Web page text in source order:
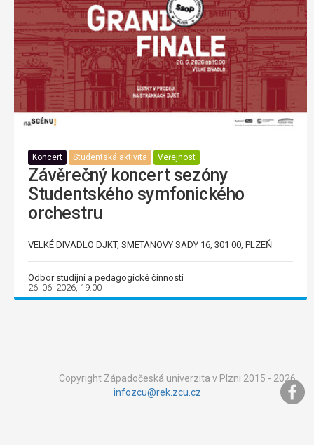
Koncert Studentská aktivita Veřejnost
Závěrečný koncert sezóny
Studentského symfonického
orchestru
VELKÉ DIVADLO DJKT, SMETANOVY SADY 16, 301 00, PLZEŇ
Odbor studijní a pedagogické činnosti
26. 06. 2026, 19:00
Copyright Západočeská univerzita v Plzni 2015 - 2026,
infozcu@rek.zcu.cz